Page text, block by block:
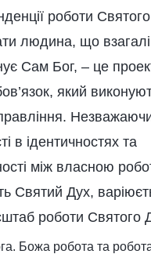
роботи
людина, що
Сам Бог, – це
який
в ідентичностях та
між власною
Святий Дух,
роботи Святого
Божа робота та